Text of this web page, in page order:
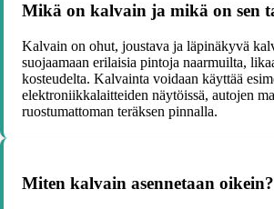
Mikä on kalvain ja mikä on sen
Kalvain on ohut, joustava ja läpinäkyvä
suojaamaan erilaisia pintoja naarmuilta,
kosteudelta. Kalvainta voidaan käyttää
elektroniikkalaitteiden näytöissä, autojen
ruostumattoman teräksen pinnalla.
Miten kalvain asennetaan oikein?